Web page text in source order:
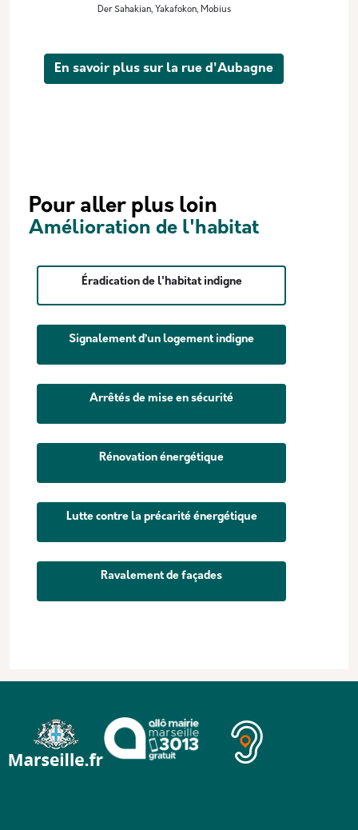
Der Sahakian, Yakafokon, Mobius
En savoir plus sur la rue d'Aubagne
Pour aller plus loin
Amélioration de l'habitat
Éradication de l'habitat indigne
Signalement d’un logement indigne
Arrêtés de mise en sécurité
Rénovation énergétique
Lutte contre la précarité énergétique
Ravalement de façades